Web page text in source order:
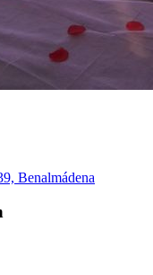
Benalmádena